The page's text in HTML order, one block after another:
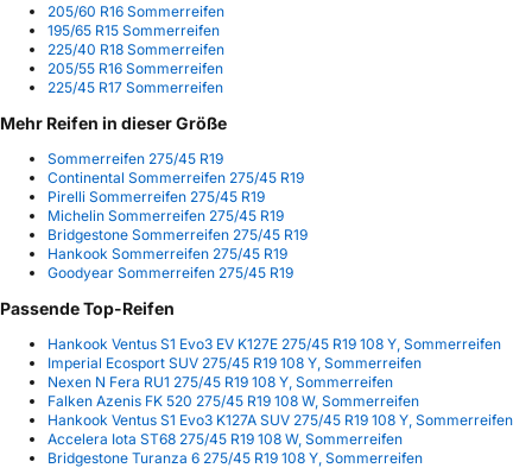
205/60 R16 Sommerreifen
195/65 R15 Sommerreifen
225/40 R18 Sommerreifen
205/55 R16 Sommerreifen
225/45 R17 Sommerreifen
Mehr Reifen in dieser Größe
Sommerreifen 275/45 R19
Continental Sommerreifen 275/45 R19
Pirelli Sommerreifen 275/45 R19
Michelin Sommerreifen 275/45 R19
Bridgestone Sommerreifen 275/45 R19
Hankook Sommerreifen 275/45 R19
Goodyear Sommerreifen 275/45 R19
Passende Top-Reifen
Hankook Ventus S1 Evo3 EV K127E 275/45 R19 108 Y, Sommerreifen
Imperial Ecosport SUV 275/45 R19 108 Y, Sommerreifen
Nexen N Fera RU1 275/45 R19 108 Y, Sommerreifen
Falken Azenis FK 520 275/45 R19 108 W, Sommerreifen
Hankook Ventus S1 Evo3 K127A SUV 275/45 R19 108 Y, Sommerreifen
Accelera Iota ST68 275/45 R19 108 W, Sommerreifen
Bridgestone Turanza 6 275/45 R19 108 Y, Sommerreifen